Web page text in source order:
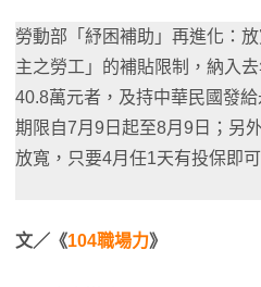
勞動部「紓困補助」再進化：
主之勞工」的補貼限制，納入
40.8萬元者，及持中華民國發
期限自7月9日起至8月9日；另
放寬，只要4月任1天有投保即可
文／《104職場力》